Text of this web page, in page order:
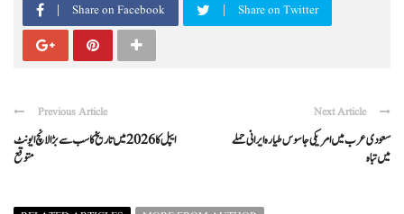
Share on Facebook Share on Twitter
Previous Article
ایپل کا 2026 میں تاریخ کا سب سے بڑا لانچ ایونٹ
متوقع
Next Article
سعودی عرب میں امریکی جاسوس طیارہ ایرانی حملے
میں تباہ